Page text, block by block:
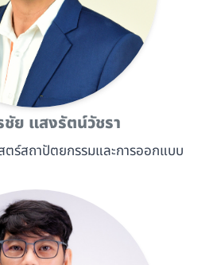
ย แสงรัตน์วัชรา
ตร์สถาปัตยกรรมและการออกแบบ